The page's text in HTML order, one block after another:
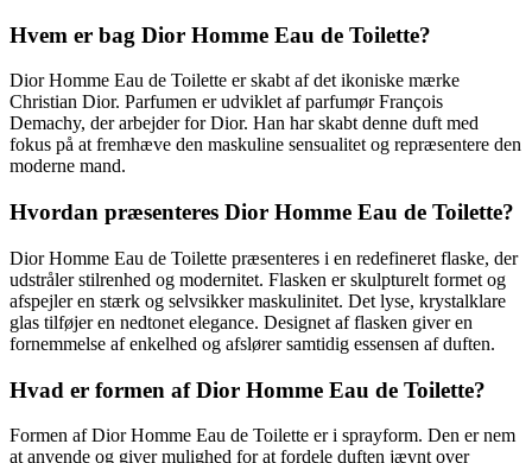
Hvem er bag Dior Homme Eau de Toilette?
Dior Homme Eau de Toilette er skabt af det ikoniske mærke
Christian Dior. Parfumen er udviklet af parfumør François
Demachy, der arbejder for Dior. Han har skabt denne duft med
fokus på at fremhæve den maskuline sensualitet og repræsentere den
moderne mand.
Hvordan præsenteres Dior Homme Eau de Toilette?
Dior Homme Eau de Toilette præsenteres i en redefineret flaske, der
udstråler stilrenhed og modernitet. Flasken er skulpturelt formet og
afspejler en stærk og selvsikker maskulinitet. Det lyse, krystalklare
glas tilføjer en nedtonet elegance. Designet af flasken giver en
fornemmelse af enkelhed og afslører samtidig essensen af duften.
Hvad er formen af Dior Homme Eau de Toilette?
Formen af Dior Homme Eau de Toilette er i sprayform. Den er nem
at anvende og giver mulighed for at fordele duften jævnt over